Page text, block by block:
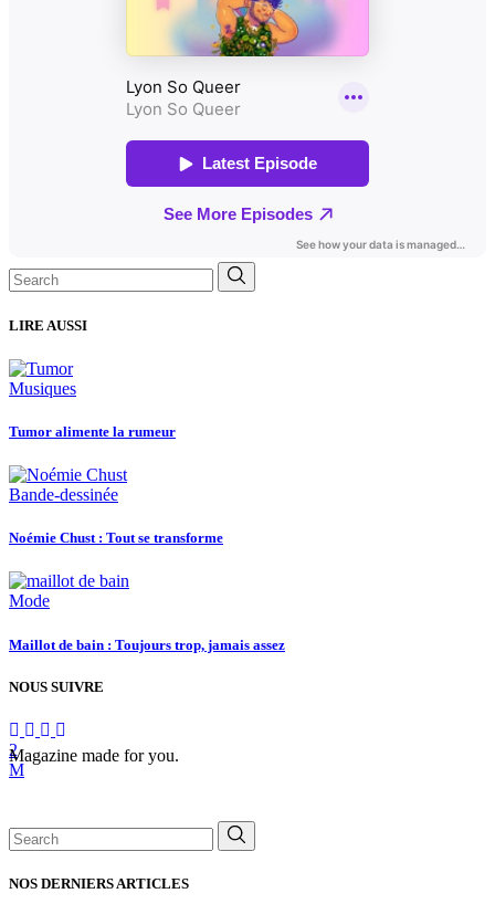
Search
for:
LIRE AUSSI
Musiques
Tumor alimente la rumeur
Bande-dessinée
Noémie Chust : Tout se transforme
Mode
Maillot de bain : Toujours trop, jamais assez
NOUS SUIVRE
Magazine made for you.
Search
for:
NOS DERNIERS ARTICLES